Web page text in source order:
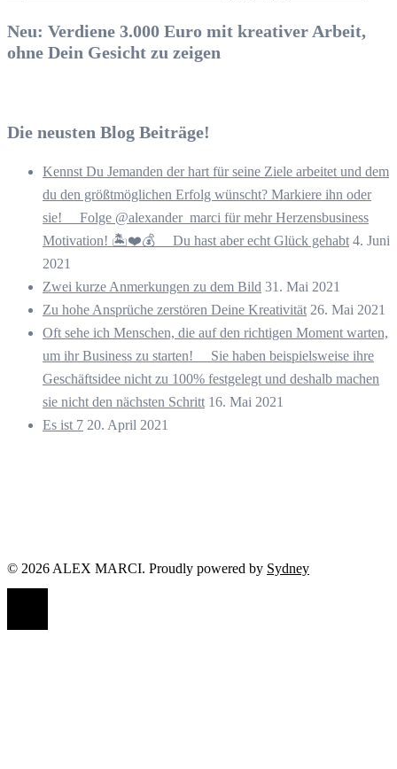
Neu: Verdiene 3.000 Euro mit kreativer Arbeit,
ohne Dein Gesicht zu zeigen
Die neusten Blog Beiträge!
Kennst Du Jemanden der hart für seine Ziele arbeitet und dem
du den größtmöglichen Erfolg wünscht? Markiere ihn oder
sie! ⠀ Folge @alexander_marci für mehr Herzensbusiness
Motivation! 🏝️❤️💰 ⠀ Du hast aber echt Glück gehabt 4. Juni
2021
Zwei kurze Anmerkungen zu dem Bild 31. Mai 2021
Zu hohe Ansprüche zerstören Deine Kreativität 26. Mai 2021
Oft sehe ich Menschen, die auf den richtigen Moment warten,
um ihr Business zu starten! ⠀ Sie haben beispielsweise ihre
Geschäftsidee nicht zu 100% festgelegt und deshalb machen
sie nicht den nächsten Schritt 16. Mai 2021
Es ist 7 20. April 2021
© 2026 ALEX MARCI. Proudly powered by Sydney